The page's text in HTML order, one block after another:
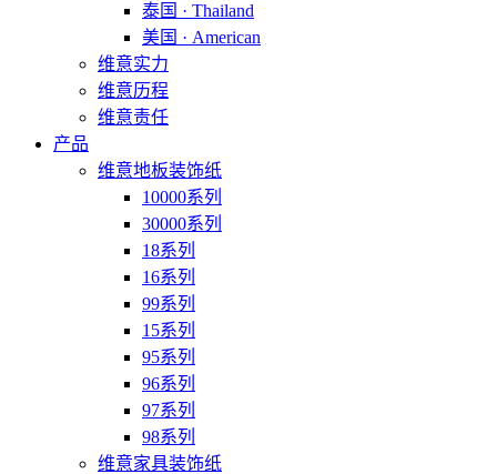
泰国 · Thailand
美国 · American
维意实力
维意历程
维意责任
产品
维意地板装饰纸
10000系列
30000系列
18系列
16系列
99系列
15系列
95系列
96系列
97系列
98系列
维意家具装饰纸